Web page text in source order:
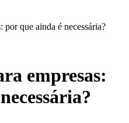
que ainda é necessária?
empresas: